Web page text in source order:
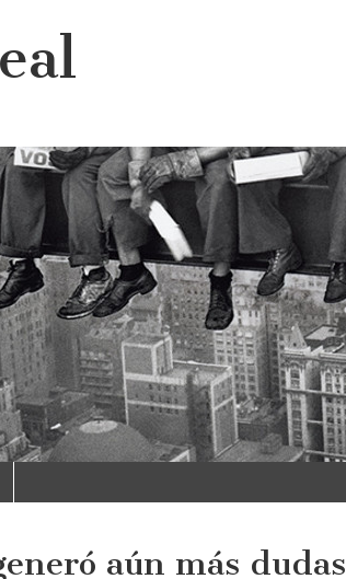
aún más dudas